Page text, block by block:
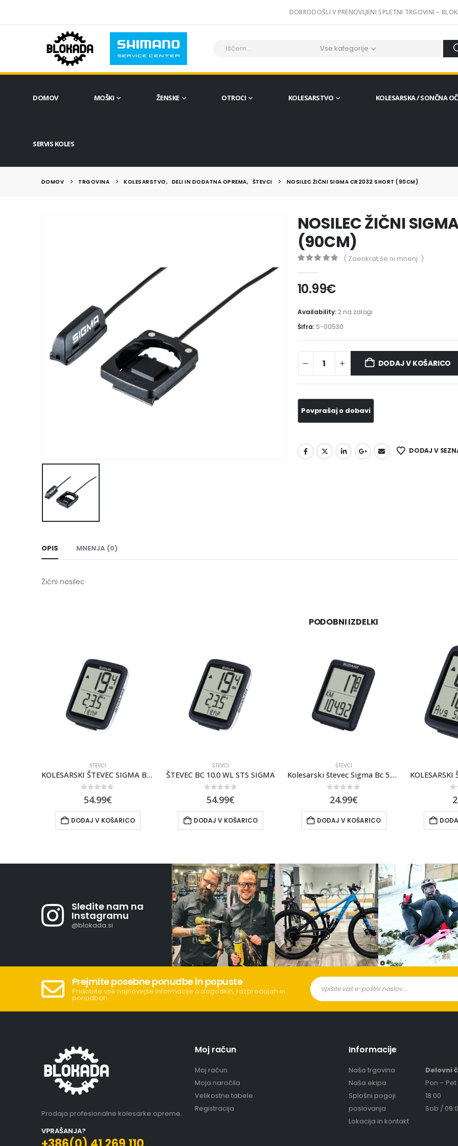
DOBRODOŠLI V PRENOVLJENI SPLETNI TRGOVINI –
Vse kategorije
DOMOV MOŠKI ŽENSKE OTROCI KOLESARSTVO KOLESARSKA / SONČNA
SERVIS KOLES
DOMOV TRGOVINA KOLESARSTVO, DELI IN DODATNA OPREMA, ŠTEVCI NOSILEC ŽIČNI SIGMA CR2032 SHORT (90CM)
NOSILEC ŽIČNI
(90CM)
( Zaenkrat še ni mnenj. )
10.99€
Availability: 2 na zalogi
Šifra: S-00530
DODAJ V KOŠARICO
DODAJ V
OPIS MNENJA (0)
Žični nosilec
PODOBNI IZDELKI
ŠTEVCI
KOLESARSKI ŠTEVEC SIGMA BC 10.0 WL STS
54.99€
DODAJ V KOŠARICO
ŠTEVCI
ŠTEVEC BC 10.0 WL STS SIGMA
54.99€
DODAJ V KOŠARICO
ŠTEVCI
Kolesarski števec Sigma Bc 5.0 Wr
24.99€
DODAJ V KOŠARICO
Sledite nam na
Instagramu
@blokada.si
Prejmite posebne ponudbe in popuste
Pridobite vse najnovejše informacije o dogodkih, razprodajah in
ponudbah.
Prodaja profesionalne kolesarke opreme.
VPRAŠANJA?
Moj račun
Moj račun
Moja naročila
Velikostne tabele
Registracija
Informacije
Naša trgovina
Naša ekipa
Splošni pogoji
poslovanja
Lokacija in kontakt
Delovni
Pon –
18:00
Sob /